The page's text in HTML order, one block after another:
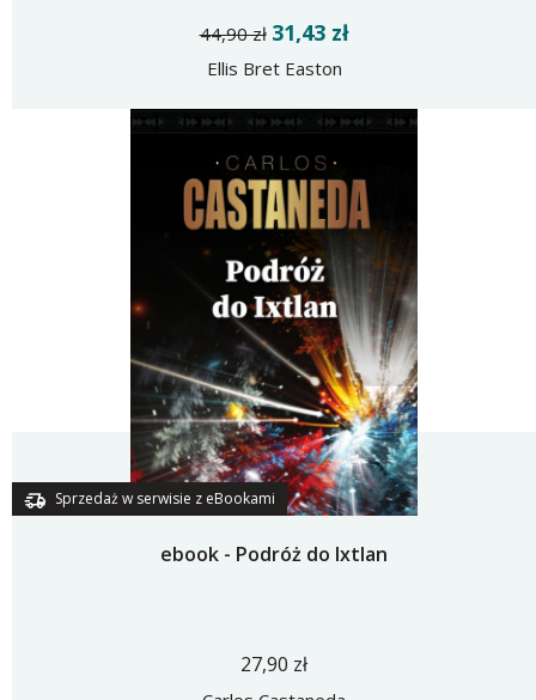
44,90 zł 31,43 zł
Ellis Bret Easton
Sprzedaż w serwisie z eBookami
ebook - Podróż do Ixtlan
27,90 zł